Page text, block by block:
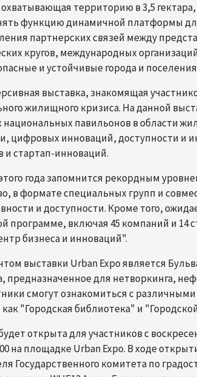
территорию в 3,5
функцию динамичной платформы
партнерских связей между
кругов, международных
и устойчивые города и
выставка, знакомящая
жилищного кризиса. На данной
павильонов в области
цифровых инноваций, доступности и
стартап-инноваций.
года запомнится рекордным
в формате специальных групп и
и доступности. Кроме того,
программе, включая 45 компаний и 14
бизнеса и инноваций".
выставки Urban Expo является
предназначенное для нетворкинга,
смогут ознакомиться с
"Городская библиотека" и
открыта для участников с
на площадке Urban Expo. В ходе
Государственного комитета по